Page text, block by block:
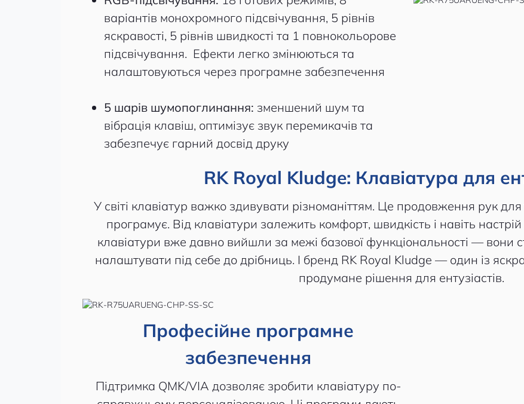
варіантів монохромного підсвічування, 5 рівнів
яскравості, 5 рівнів швидкості та 1 повнокольорове
підсвічування. Ефекти легко змінюються та
налаштовуються через програмне забезпечення
5 шарів шумопоглинання: зменшений шум та
вібрація клавіш, оптимізує звук перемикачів та
забезпечує гарний досвід друку
RK Royal Kludge: Клавіатура для
У світі клавіатур важко здивувати різноманіттям. Це продовження рук
програмує. Від клавіатури залежить комфорт, швидкість і навіть
клавіатури вже давно вийшли за межі базової функціональності — вони
налаштувати під себе до дрібниць. І бренд RK Royal Kludge — один із
продумане рішення для ентузіастів.
Професійне програмне
забезпечення
Підтримка QMK/VIA дозволяє зробити клавіатуру по-